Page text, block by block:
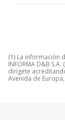
(1) La información
INFORMA D&B
dirígete
Avenida de